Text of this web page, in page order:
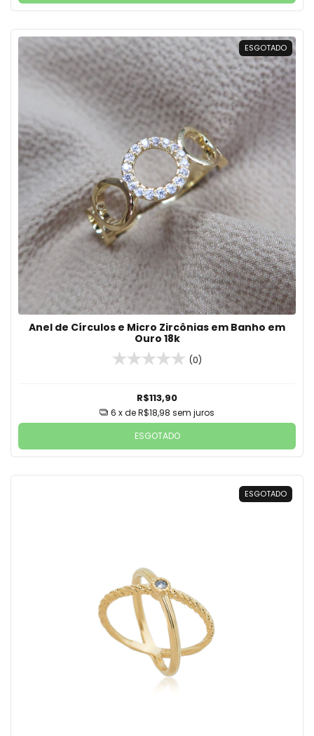
ESGOTADO
Anel de Círculos e Micro Zircônias em Banho em
Ouro 18k
(0)
R$113,90
6 x deR$18,98 sem juros
ESGOTADO
ESGOTADO